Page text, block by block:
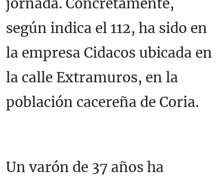
según indica el 112, ha sido en
la empresa Cidacos ubicada en
la calle Extramuros, en la
población cacereña de Coria.
Un varón de 37 años ha